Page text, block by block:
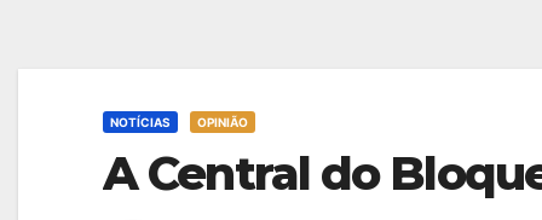
NOTÍCIAS OPINIÃO
A Central do